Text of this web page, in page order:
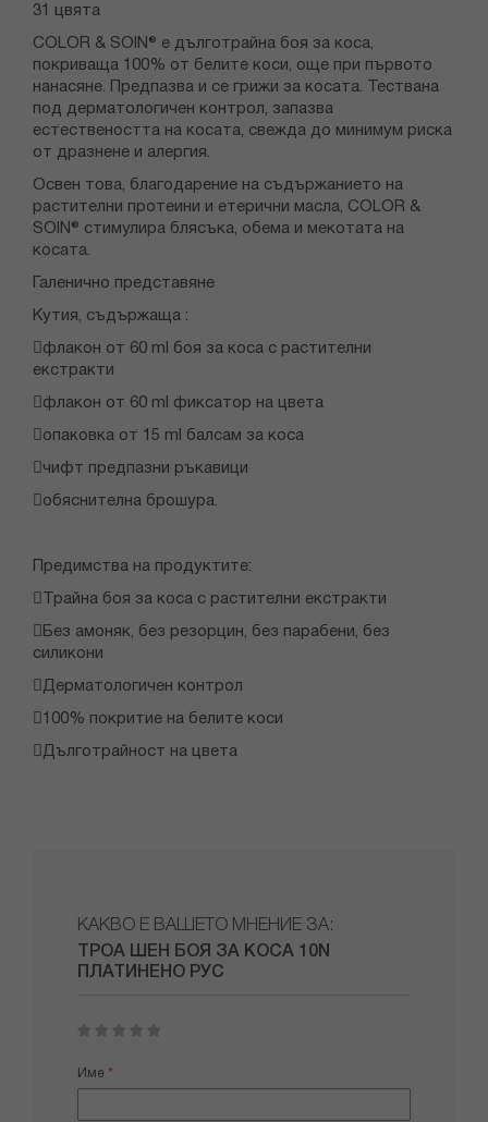
31 цвята
COLOR & SOIN® е дълготрайна боя за коса,
покриваща 100% от белите коси, още при първото
нанасяне. Предпазва и се грижи за косата. Тествана
под дерматологичен контрол, запазва
естествеността на косата, свежда до минимум риска
от дразнене и алергия.
Освен това, благодарение на съдържанието на
растителни протеини и етерични масла, COLOR &
SOIN® стимулира блясъка, обема и мекотата на
косата.
Галенично представяне
Кутия, съдържаща :
флакон от 60 ml боя за коса с растителни
екстракти
флакон от 60 ml фиксатор на цвета
опаковка от 15 ml балсам за коса
чифт предпазни ръкавици
обяснителна брошура.
Предимства на продуктите:
Трайна боя за коса с растителни екстракти
Без амоняк, без резорцин, без парабени, без
силикони
Дерматологичен контрол
100% покритие на белите коси
Дълготрайност на цвета
КАКВО Е ВАШЕТО МНЕНИЕ ЗА:
ТРОА ШЕН БОЯ ЗА КОСА 10N
ПЛАТИНЕНО РУС
star
stars
stars
stars
stars
Име